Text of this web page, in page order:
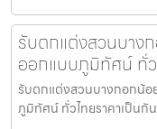
รับตกแต่งสวนบาง
ออกแบบภูมิทัศน์ ทั่
รับตกแต่งสวนบางกอกน้
ภูมิทัศน์ ทั่วไทยราคาเป็นกั